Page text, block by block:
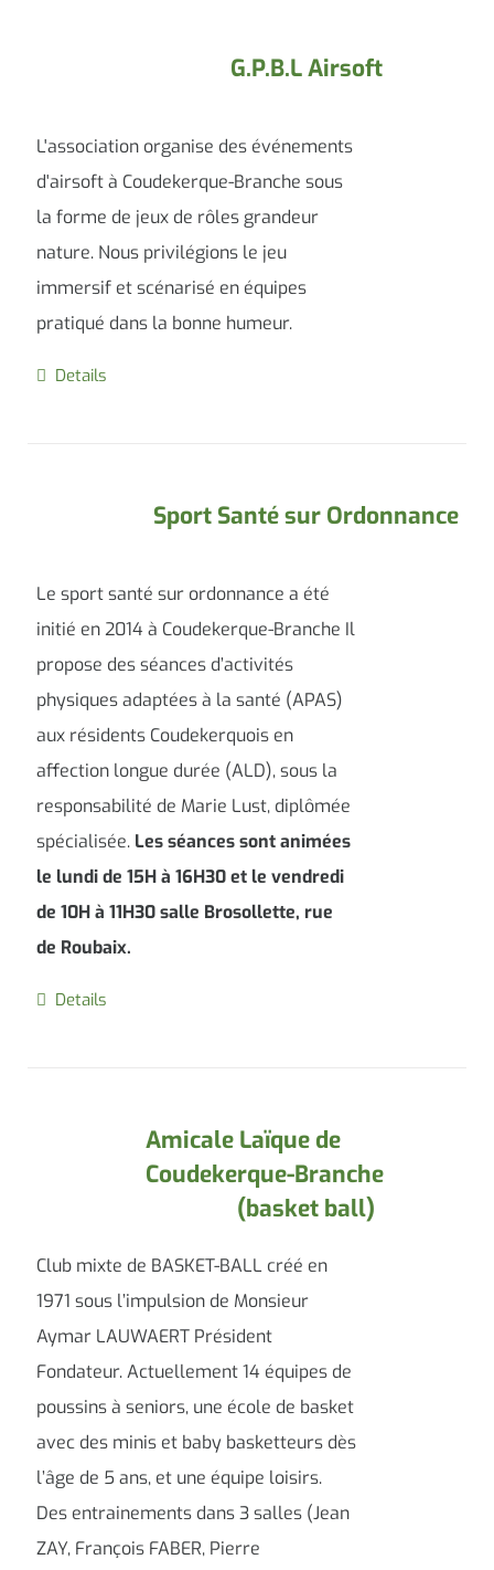
G.P.B.L Airsoft
L'association organise des événements
d'airsoft à Coudekerque-Branche sous
la forme de jeux de rôles grandeur
nature. Nous privilégions le jeu
immersif et scénarisé en équipes
pratiqué dans la bonne humeur.
Details
Sport Santé sur Ordonnance
Le sport santé sur ordonnance a été
initié en 2014 à Coudekerque-Branche Il
propose des séances d’activités
physiques adaptées à la santé (APAS)
aux résidents Coudekerquois en
affection longue durée (ALD), sous la
responsabilité de Marie Lust, diplômée
spécialisée. Les séances sont animées
le lundi de 15H à 16H30 et le vendredi
de 10H à 11H30 salle Brosollette, rue
de Roubaix.
Details
Amicale Laïque de
Coudekerque-Branche
(basket ball)
Club mixte de BASKET-BALL créé en
1971 sous l’impulsion de Monsieur
Aymar LAUWAERT Président
Fondateur. Actuellement 14 équipes de
poussins à seniors, une école de basket
avec des minis et baby basketteurs dès
l’âge de 5 ans, et une équipe loisirs.
Des entrainements dans 3 salles (Jean
ZAY, François FABER, Pierre